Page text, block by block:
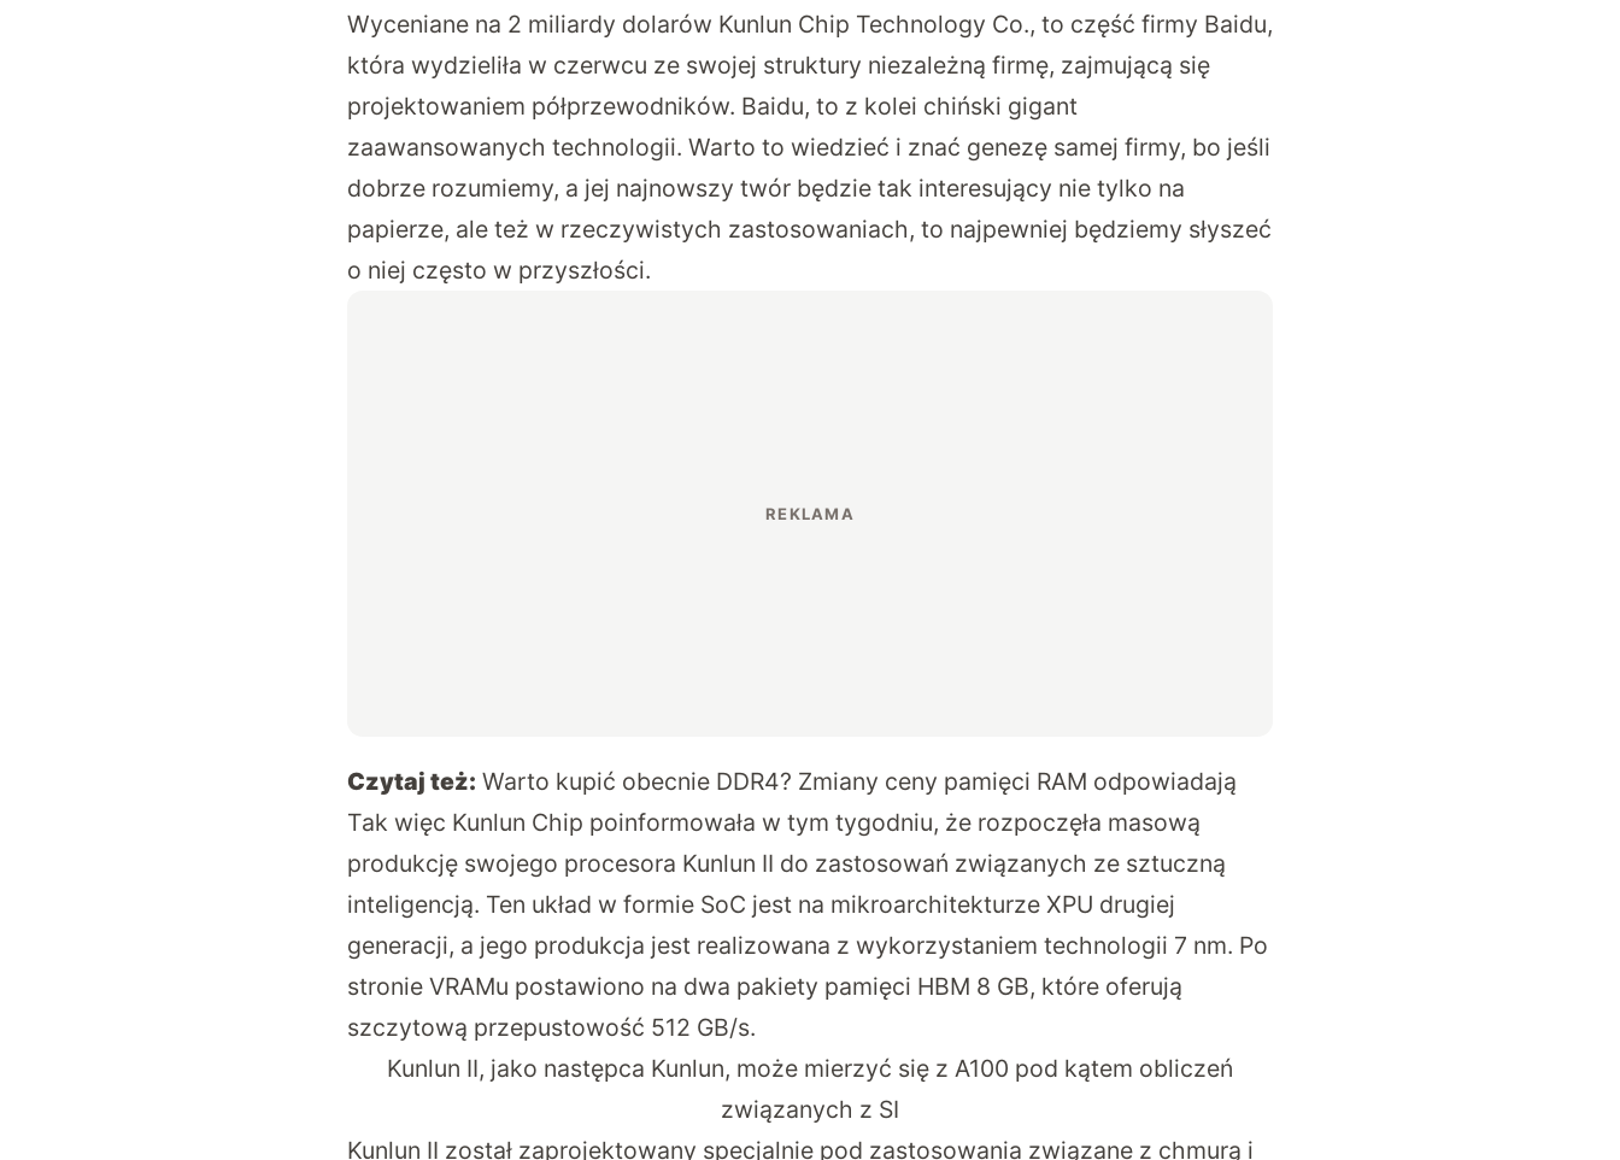
Wyceniane na 2 miliardy dolarów Kunlun Chip Technology Co., to część firmy Baidu,
która wydzieliła w czerwcu ze swojej struktury niezależną firmę, zajmującą się
projektowaniem półprzewodników. Baidu, to z kolei chiński gigant
zaawansowanych technologii. Warto to wiedzieć i znać genezę samej firmy, bo jeśli
dobrze rozumiemy, a jej najnowszy twór będzie tak interesujący nie tylko na
papierze, ale też w rzeczywistych zastosowaniach, to najpewniej będziemy słyszeć
o niej często w przyszłości.
Czytaj też: Warto kupić obecnie DDR4? Zmiany ceny pamięci RAM odpowiadają
Tak więc Kunlun Chip poinformowała w tym tygodniu, że rozpoczęła masową
produkcję swojego procesora Kunlun II do zastosowań związanych ze sztuczną
inteligencją. Ten układ w formie SoC jest na mikroarchitekturze XPU drugiej
generacji, a jego produkcja jest realizowana z wykorzystaniem technologii 7 nm. Po
stronie VRAMu postawiono na dwa pakiety pamięci HBM 8 GB, które oferują
szczytową przepustowość 512 GB/s.
Kunlun II, jako następca Kunlun, może mierzyć się z A100 pod kątem obliczeń
związanych z SI
Kunlun II został zaprojektowany specjalnie pod zastosowania związane z chmurą i